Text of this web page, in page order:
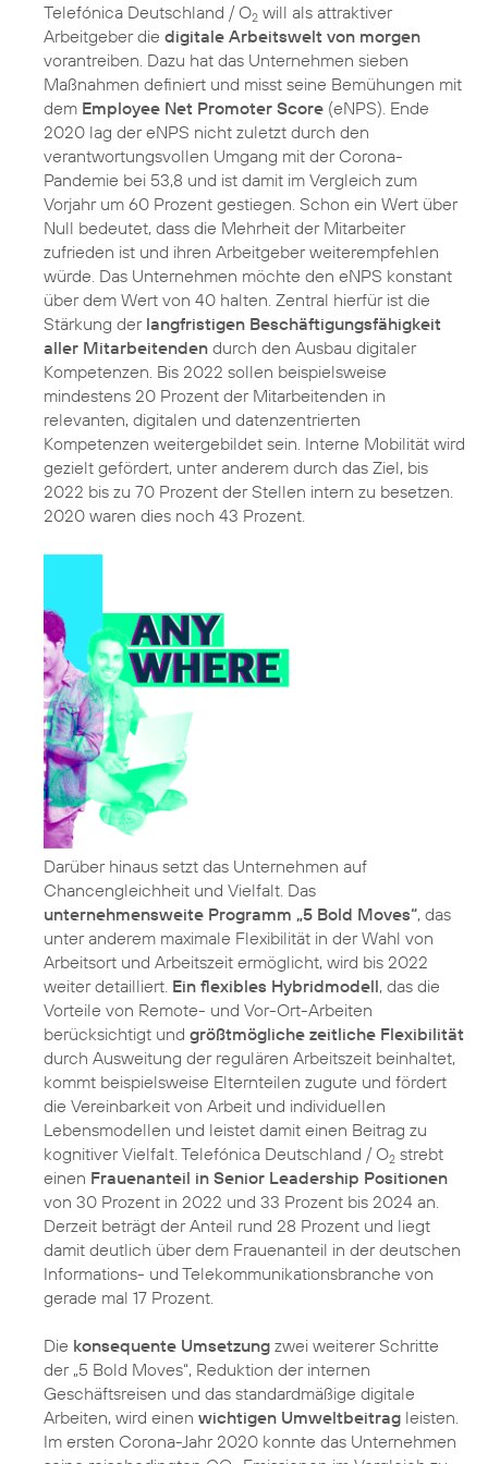
Telefónica Deutschland / O2 will als attraktiver
Arbeitgeber die digitale Arbeitswelt von morgen
vorantreiben. Dazu hat das Unternehmen sieben
Maßnahmen definiert und misst seine Bemühungen mit
dem Employee Net Promoter Score (eNPS). Ende
2020 lag der eNPS nicht zuletzt durch den
verantwortungsvollen Umgang mit der Corona-
Pandemie bei 53,8 und ist damit im Vergleich zum
Vorjahr um 60 Prozent gestiegen. Schon ein Wert über
Null bedeutet, dass die Mehrheit der Mitarbeiter
zufrieden ist und ihren Arbeitgeber weiterempfehlen
würde. Das Unternehmen möchte den eNPS konstant
über dem Wert von 40 halten. Zentral hierfür ist die
Stärkung der langfristigen Beschäftigungsfähigkeit
aller Mitarbeitenden durch den Ausbau digitaler
Kompetenzen. Bis 2022 sollen beispielsweise
mindestens 20 Prozent der Mitarbeitenden in
relevanten, digitalen und datenzentrierten
Kompetenzen weitergebildet sein. Interne Mobilität wird
gezielt gefördert, unter anderem durch das Ziel, bis
2022 bis zu 70 Prozent der Stellen intern zu besetzen.
2020 waren dies noch 43 Prozent.
Darüber hinaus setzt das Unternehmen auf
Chancengleichheit und Vielfalt. Das
unternehmensweite Programm „5 Bold Moves“, das
unter anderem maximale Flexibilität in der Wahl von
Arbeitsort und Arbeitszeit ermöglicht, wird bis 2022
weiter detailliert. Ein flexibles Hybridmodell, das die
Vorteile von Remote- und Vor-Ort-Arbeiten
berücksichtigt und größtmögliche zeitliche Flexibilität
durch Ausweitung der regulären Arbeitszeit beinhaltet,
kommt beispielsweise Elternteilen zugute und fördert
die Vereinbarkeit von Arbeit und individuellen
Lebensmodellen und leistet damit einen Beitrag zu
kognitiver Vielfalt. Telefónica Deutschland / O2 strebt
einen Frauenanteil in Senior Leadership Positionen
von 30 Prozent in 2022 und 33 Prozent bis 2024 an.
Derzeit beträgt der Anteil rund 28 Prozent und liegt
damit deutlich über dem Frauenanteil in der deutschen
Informations- und Telekommunikationsbranche von
gerade mal 17 Prozent.
Die konsequente Umsetzung zwei weiterer Schritte
der „5 Bold Moves“, Reduktion der internen
Geschäftsreisen und das standardmäßige digitale
Arbeiten, wird einen wichtigen Umweltbeitrag leisten.
Im ersten Corona-Jahr 2020 konnte das Unternehmen